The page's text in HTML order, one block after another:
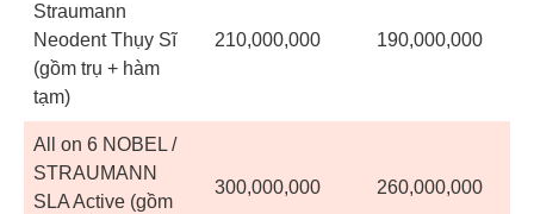
Straumann
Neodent Thụy Sĩ
(gồm trụ + hàm
tạm)
210,000,000 190,000,000
All on 6 NOBEL /
STRAUMANN
SLA Active (gồm
300,000,000 260,000,000